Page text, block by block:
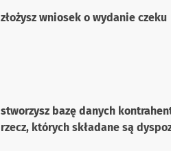
złożysz wniosek o wydanie czeku
stworzysz bazę danych
rzecz, których składane są